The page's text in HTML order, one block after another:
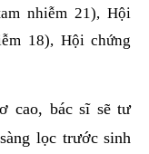
nhiễm 21), Hội
18), Hội chứng
cao, bác sĩ sẽ tư
lọc trước sinh